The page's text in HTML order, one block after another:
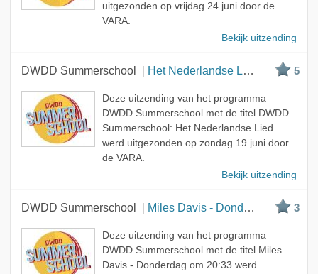
uitgezonden op vrijdag 24 juni door de
VARA.
Bekijk uitzending
DWDD Summerschool Het Nederlandse Lied 5
Deze uitzending van het programma
DWDD Summerschool met de titel DWDD
Summerschool: Het Nederlandse Lied
werd uitgezonden op zondag 19 juni door
de VARA.
Bekijk uitzending
DWDD Summerschool Miles Davis - Donderdag om 20:33 3
Deze uitzending van het programma
DWDD Summerschool met de titel Miles
Davis - Donderdag om 20:33 werd